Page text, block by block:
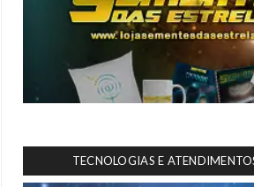
TECNOLOGIAS E